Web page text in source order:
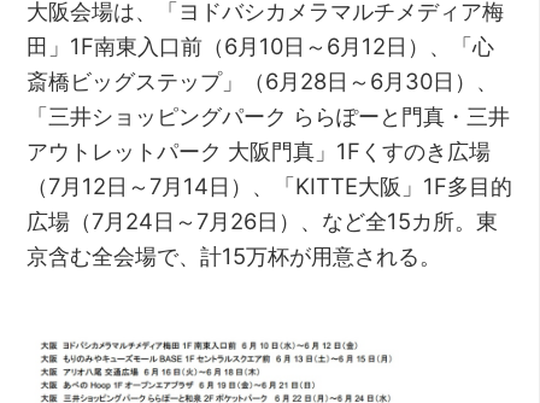
大阪会場は、「ヨドバシカメラマルチメディア梅
田」1F南東入口前（6月10日～6月12日）、「心
斎橋ビッグステップ」（6月28日～6月30日）、
「三井ショッピングパーク ららぽーと門真・三井
アウトレットパーク 大阪門真」1Fくすのき広場
（7月12日～7月14日）、「KITTE大阪」1F多目的
広場（7月24日～7月26日）、など全15カ所。東
京含む全会場で、計15万杯が用意される。